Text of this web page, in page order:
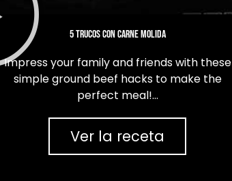
m
5 trucos con carne molida
Impress your family and friends with these
simple ground beef hacks to make the
perfect meal!…
Ver la receta